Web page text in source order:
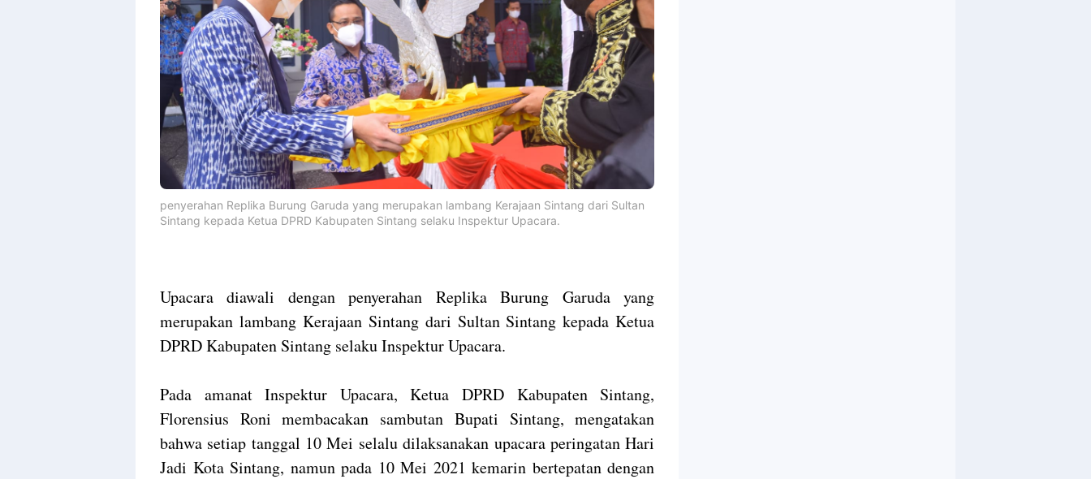
penyerahan Replika Burung Garuda yang merupakan lambang Kerajaan Sintang dari Sultan
Sintang kepada Ketua DPRD Kabupaten Sintang selaku Inspektur Upacara.
Upacara diawali dengan penyerahan Replika Burung Garuda yang
merupakan lambang Kerajaan Sintang dari Sultan Sintang kepada Ketua
DPRD Kabupaten Sintang selaku Inspektur Upacara.
Pada amanat Inspektur Upacara, Ketua DPRD Kabupaten Sintang,
Florensius Roni membacakan sambutan Bupati Sintang, mengatakan
bahwa setiap tanggal 10 Mei selalu dilaksanakan upacara peringatan Hari
Jadi Kota Sintang, namun pada 10 Mei 2021 kemarin bertepatan dengan